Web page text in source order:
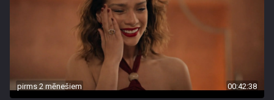
pirms 2 mēnešiem 00:42:38